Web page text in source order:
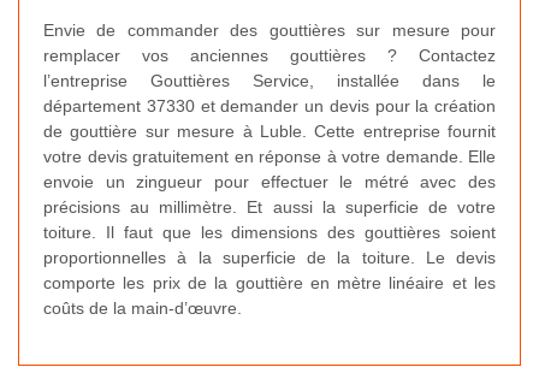
Envie de commander des gouttières sur mesure pour
remplacer vos anciennes gouttières ? Contactez
l’entreprise Gouttières Service, installée dans le
département 37330 et demander un devis pour la création
de gouttière sur mesure à Luble. Cette entreprise fournit
votre devis gratuitement en réponse à votre demande. Elle
envoie un zingueur pour effectuer le métré avec des
précisions au millimètre. Et aussi la superficie de votre
toiture. Il faut que les dimensions des gouttières soient
proportionnelles à la superficie de la toiture. Le devis
comporte les prix de la gouttière en mètre linéaire et les
coûts de la main-d’œuvre.